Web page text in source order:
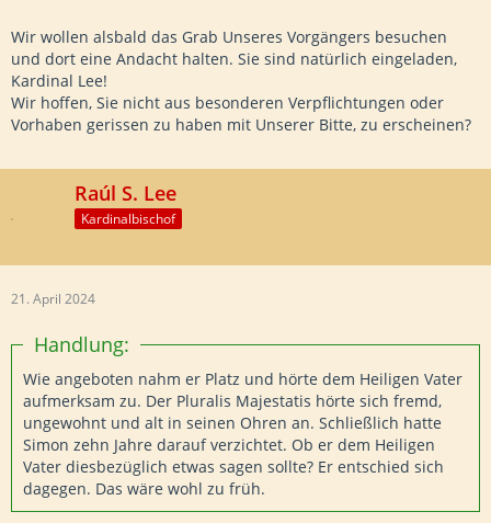
Wir wollen alsbald das Grab Unseres Vorgängers besuchen
und dort eine Andacht halten. Sie sind natürlich eingeladen,
Kardinal Lee!
Wir hoffen, Sie nicht aus besonderen Verpflichtungen oder
Vorhaben gerissen zu haben mit Unserer Bitte, zu erscheinen?
Raúl S. Lee
Kardinalbischof
21. April 2024
Handlung:
Wie angeboten nahm er Platz und hörte dem Heiligen Vater
aufmerksam zu. Der Pluralis Majestatis hörte sich fremd,
ungewohnt und alt in seinen Ohren an. Schließlich hatte
Simon zehn Jahre darauf verzichtet. Ob er dem Heiligen
Vater diesbezüglich etwas sagen sollte? Er entschied sich
dagegen. Das wäre wohl zu früh.